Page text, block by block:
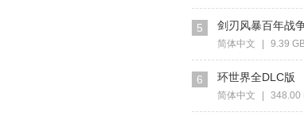
5 剑刃风暴百年战
简体中文 9.39
6 环世界全DLC版
简体中文 348.00